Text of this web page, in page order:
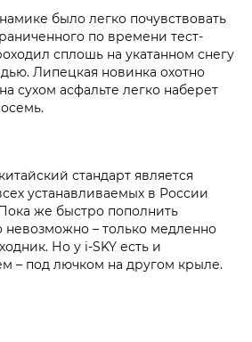
было легко почувствовать
по времени тест-
сплошь на укатанном снегу
Липецкая новинка охотно
сухом асфальте легко наберет
стандарт является
устанавливаемых в России
же быстро пополнить
невозможно – только медленно
Но у i‑SKY есть и
– под лючком на другом крыле.